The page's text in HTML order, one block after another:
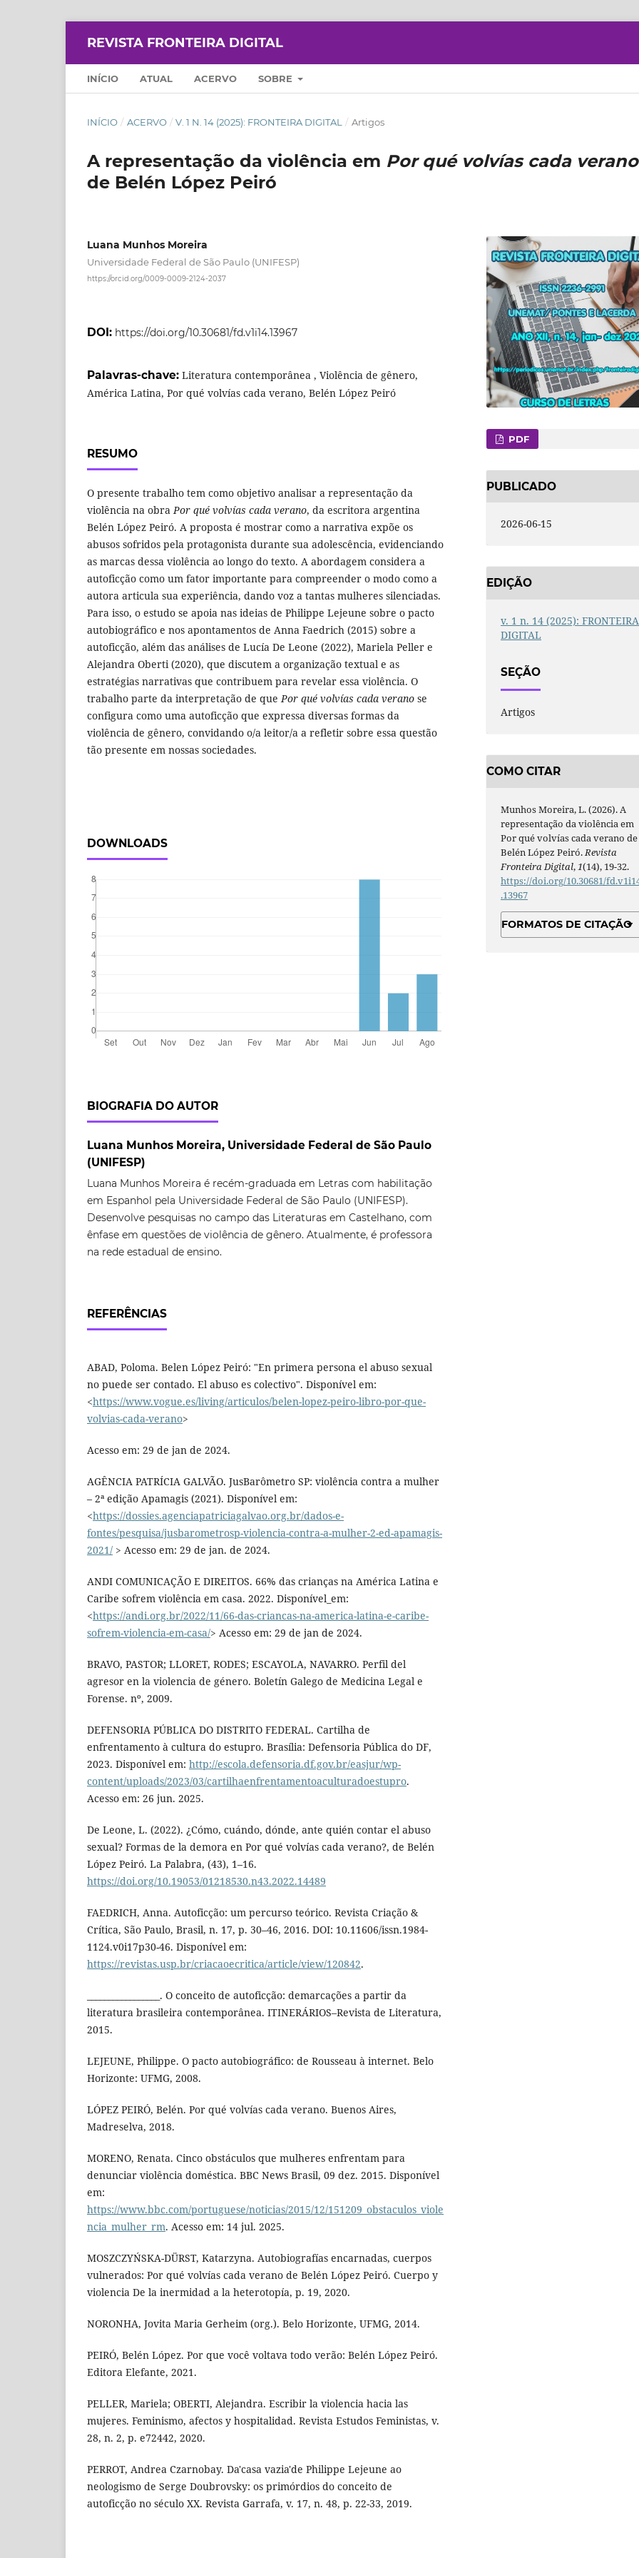
REVISTA FRONTEIRA DIGITAL
INÍCIO ATUAL ACERVO SOBRE
INÍCIO / ACERVO / V. 1 N. 14 (2025): FRONTEIRA DIGITAL / Artigos
A representação da violência em Por qué volvías cada verano
de Belén López Peiró
Luana Munhos Moreira
Universidade Federal de São Paulo (UNIFESP)
https://orcid.org/0009-0009-2124-2037
DOI: https://doi.org/10.30681/fd.v1i14.13967
Palavras-chave: Literatura contemporânea , Violência de gênero,
América Latina, Por qué volvías cada verano, Belén López Peiró
RESUMO
O presente trabalho tem como objetivo analisar a representação da
violência na obra Por qué volvías cada verano, da escritora argentina
Belén López Peiró. A proposta é mostrar como a narrativa expõe os
abusos sofridos pela protagonista durante sua adolescência, evidenciando
as marcas dessa violência ao longo do texto. A abordagem considera a
autoficção como um fator importante para compreender o modo como a
autora articula sua experiência, dando voz a tantas mulheres silenciadas.
Para isso, o estudo se apoia nas ideias de Philippe Lejeune sobre o pacto
autobiográfico e nos apontamentos de Anna Faedrich (2015) sobre a
autoficção, além das análises de Lucía De Leone (2022), Mariela Peller e
Alejandra Oberti (2020), que discutem a organização textual e as
estratégias narrativas que contribuem para revelar essa violência. O
trabalho parte da interpretação de que Por qué volvías cada verano se
configura como uma autoficção que expressa diversas formas da
violência de gênero, convidando o/a leitor/a a refletir sobre essa questão
tão presente em nossas sociedades.
DOWNLOADS
BIOGRAFIA DO AUTOR
Luana Munhos Moreira, Universidade Federal de São Paulo
(UNIFESP)
Luana Munhos Moreira é recém-graduada em Letras com habilitação
em Espanhol pela Universidade Federal de São Paulo (UNIFESP).
Desenvolve pesquisas no campo das Literaturas em Castelhano, com
ênfase em questões de violência de gênero. Atualmente, é professora
na rede estadual de ensino.
REFERÊNCIAS
ABAD, Poloma. Belen López Peiró: "En primera persona el abuso sexual
no puede ser contado. El abuso es colectivo". Disponível em:
<https://www.vogue.es/living/articulos/belen-lopez-peiro-libro-por-que-
volvias-cada-verano>
Acesso em: 29 de jan de 2024.
AGÊNCIA PATRÍCIA GALVÃO. JusBarômetro SP: violência contra a mulher
– 2ª edição Apamagis (2021). Disponível em:
<https://dossies.agenciapatriciagalvao.org.br/dados-e-
fontes/pesquisa/jusbarometrosp-violencia-contra-a-mulher-2-ed-apamagis-
2021/ > Acesso em: 29 de jan. de 2024.
ANDI COMUNICAÇÃO E DIREITOS. 66% das crianças na América Latina e
Caribe sofrem violência em casa. 2022. Disponível_em:
<https://andi.org.br/2022/11/66-das-criancas-na-america-latina-e-caribe-
sofrem-violencia-em-casa/> Acesso em: 29 de jan de 2024.
BRAVO, PASTOR; LLORET, RODES; ESCAYOLA, NAVARRO. Perfil del
agresor en la violencia de género. Boletín Galego de Medicina Legal e
Forense. nº, 2009.
DEFENSORIA PÚBLICA DO DISTRITO FEDERAL. Cartilha de
enfrentamento à cultura do estupro. Brasília: Defensoria Pública do DF,
2023. Disponível em: http://escola.defensoria.df.gov.br/easjur/wp-
content/uploads/2023/03/cartilhaenfrentamentoaculturadoestupro.
Acesso em: 26 jun. 2025.
De Leone, L. (2022). ¿Cómo, cuándo, dónde, ante quién contar el abuso
sexual? Formas de la demora en Por qué volvías cada verano?, de Belén
López Peiró. La Palabra, (43), 1–16.
https://doi.org/10.19053/01218530.n43.2022.14489
FAEDRICH, Anna. Autoficção: um percurso teórico. Revista Criação &
Crítica, São Paulo, Brasil, n. 17, p. 30–46, 2016. DOI: 10.11606/issn.1984-
1124.v0i17p30-46. Disponível em:
https://revistas.usp.br/criacaoecritica/article/view/120842.
_________________. O conceito de autoficção: demarcações a partir da
literatura brasileira contemporânea. ITINERÁRIOS–Revista de Literatura,
2015.
LEJEUNE, Philippe. O pacto autobiográfico: de Rousseau à internet. Belo
Horizonte: UFMG, 2008.
LÓPEZ PEIRÓ, Belén. Por qué volvías cada verano. Buenos Aires,
Madreselva, 2018.
MORENO, Renata. Cinco obstáculos que mulheres enfrentam para
denunciar violência doméstica. BBC News Brasil, 09 dez. 2015. Disponível
em:
https://www.bbc.com/portuguese/noticias/2015/12/151209_obstaculos_viole
ncia_mulher_rm. Acesso em: 14 jul. 2025.
MOSZCZYŃSKA-DÜRST, Katarzyna. Autobiografías encarnadas, cuerpos
vulnerados: Por qué volvías cada verano de Belén López Peiró. Cuerpo y
violencia De la inermidad a la heterotopía, p. 19, 2020.
NORONHA, Jovita Maria Gerheim (org.). Belo Horizonte, UFMG, 2014.
PEIRÓ, Belén López. Por que você voltava todo verão: Belén López Peiró.
Editora Elefante, 2021.
PELLER, Mariela; OBERTI, Alejandra. Escribir la violencia hacia las
mujeres. Feminismo, afectos y hospitalidad. Revista Estudos Feministas, v.
28, n. 2, p. e72442, 2020.
PERROT, Andrea Czarnobay. Da'casa vazia'de Philippe Lejeune ao
neologismo de Serge Doubrovsky: os primórdios do conceito de
autoficção no século XX. Revista Garrafa, v. 17, n. 48, p. 22-33, 2019.
PDF
PUBLICADO
2026-06-15
EDIÇÃO
v. 1 n. 14 (2025): FRONTEIRA
DIGITAL
SEÇÃO
Artigos
COMO CITAR
Munhos Moreira, L. (2026). A
representação da violência em
Por qué volvías cada verano de
Belén López Peiró. Revista
Fronteira Digital, 1(14), 19-32.
https://doi.org/10.30681/
.13967
FORMATOS DE CITAÇÃO